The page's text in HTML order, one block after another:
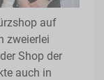
auf
zweierlei
Shop der
auch in